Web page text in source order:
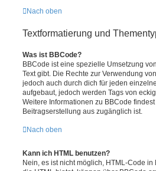
Nach oben
Textformatierung und
Was ist BBCode?
BBCode ist eine spezielle Umsetzung
Text gibt. Die Rechte zur Verwendung
jedoch auch durch dich für jeden
aufgebaut, jedoch werden Tags von
Weitere Informationen zu BBCode
Beitragserstellung aus zugänglich ist.
Nach oben
Kann ich HTML benutzen?
Nein, es ist nicht möglich, HTML-Code